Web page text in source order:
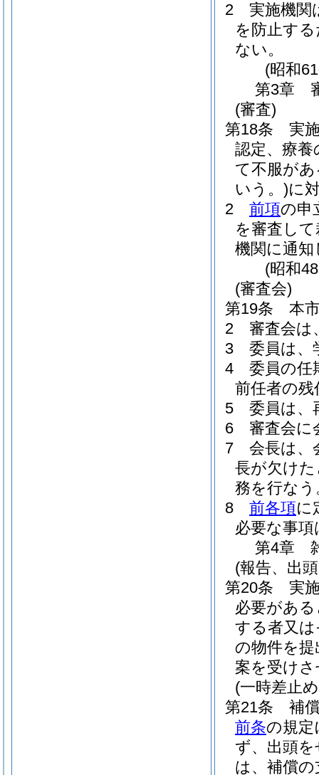
2
実施機関
を防止す
ない。
(昭和
第3章
(審査)
第18条
実
認定、療
て不服が
いう。)に
2
前項の申
を審査し
機関に通
(昭和
(審査会)
第19条
本
2
審査会は
3
委員は、
4
委員の任
前任者の
5
委員は、
6
審査会に
7
会長は、
長が欠け
務を行なう
8
前各項に
必要な事
第4章
(報告、出
第20条
実
必要があ
する者又
の物件を
案を受け
(一時差止
第21条
補
前条の規定
ず、出頭
は、補償